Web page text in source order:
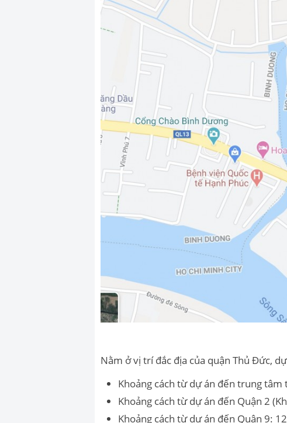
Nằm ở vị trí đắc địa của quận Thủ Đức,
Khoảng cách từ dự án đến trung
Khoảng cách từ dự án đến Quận 2
Khoảng cách từ dự án đến Quận 9: